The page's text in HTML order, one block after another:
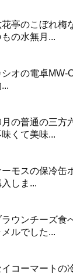
花亭のこぼれ梅
の水無月...
シオの電卓MW-
の普通の三方
くて美味...
ーモスの保冷缶
入しま...
ラウンチーズ食
メルでした...
イコーマートの